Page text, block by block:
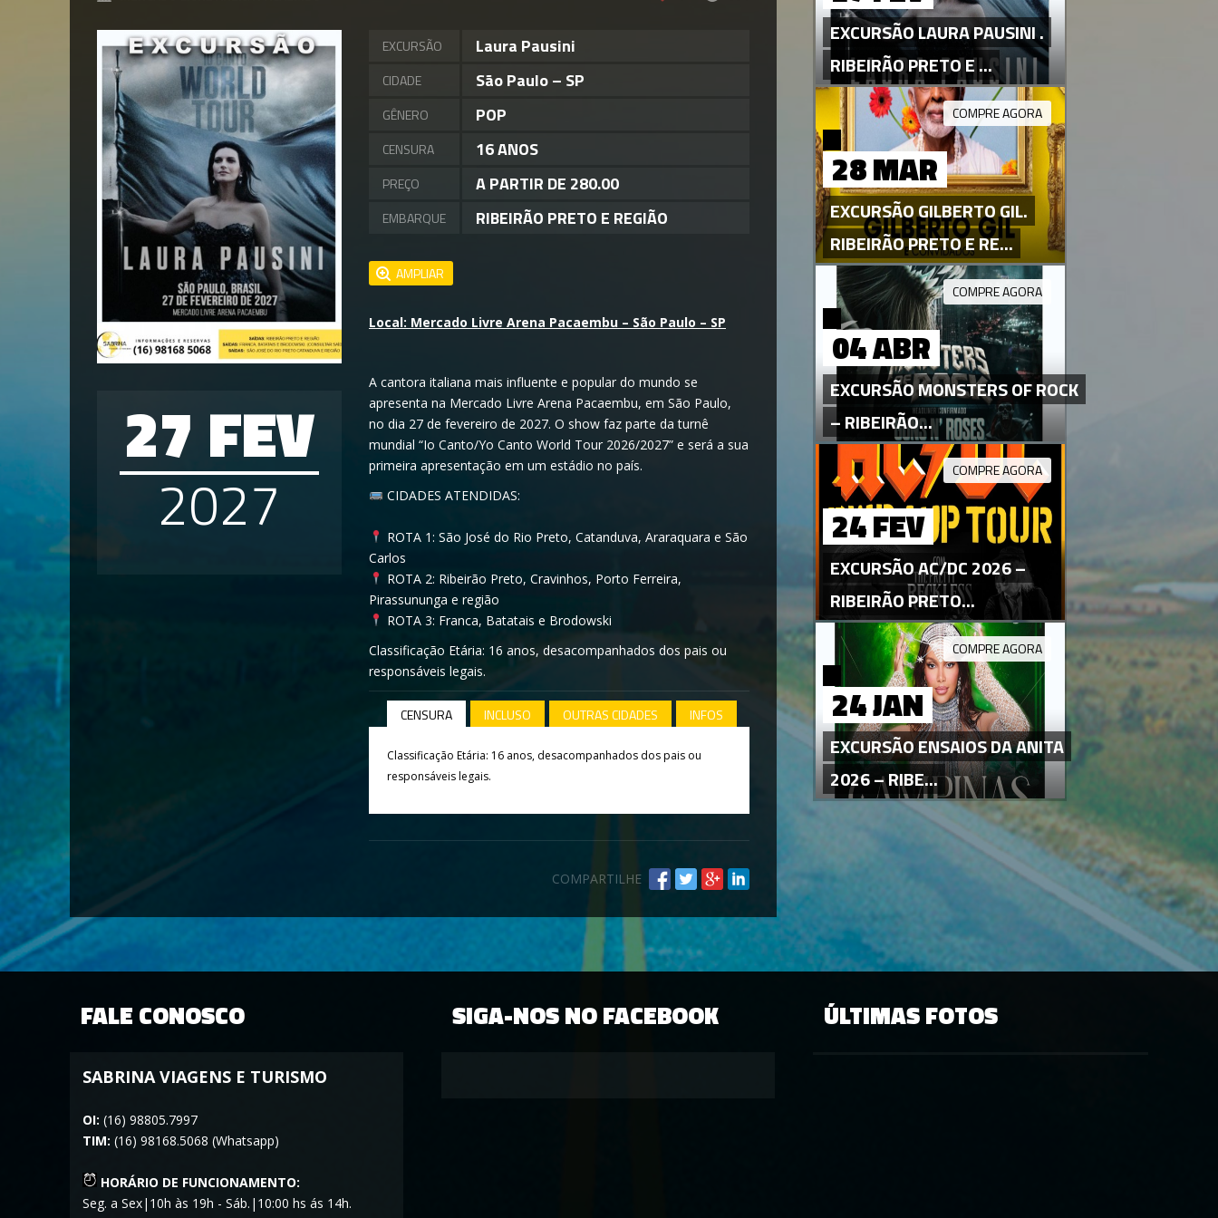
27 FEV
2027
EXCURSÃO
CIDADE
GÊNERO
CENSURA
PREÇO
EMBARQUE
Laura Pausini
São Paulo – SP
POP
16 ANOS
A PARTIR DE 280.00
RIBEIRÃO PRETO E REGIÃO
AMPLIAR
Local: Mercado Livre Arena Pacaembu – São Paulo – SP
A cantora italiana mais influente e popular do mundo se
apresenta na Mercado Livre Arena Pacaembu, em São Paulo,
no dia 27 de fevereiro de 2027. O show faz parte da turnê
mundial “Io Canto/Yo Canto World Tour 2026/2027” e será a sua
primeira apresentação em um estádio no país.
CIDADES ATENDIDAS:
ROTA 1: São José do Rio Preto, Catanduva, Araraquara e São
Carlos
ROTA 2: Ribeirão Preto, Cravinhos, Porto Ferreira,
Pirassununga e região
ROTA 3: Franca, Batatais e Brodowski
Classificação Etária: 16 anos, desacompanhados dos pais ou
responsáveis legais.
CENSURA INCLUSO OUTRAS CIDADES INFOS
Classificação Etária: 16 anos, desacompanhados dos pais ou
responsáveis legais.
COMPARTILHE
EXCURSÃO LAURA PAUSINI .
RIBEIRÃO PRETO E ...
28 MAR
EXCURSÃO GILBERTO GIL.
RIBEIRÃO PRETO E RE...
COMPRE AGORA
04 ABR
EXCURSÃO MONSTERS OF ROCK
– RIBEIRÃO...
COMPRE AGORA
24 FEV
EXCURSÃO AC/DC 2026 –
RIBEIRÃO PRETO...
COMPRE AGORA
24 JAN
EXCURSÃO ENSAIOS DA ANITA
2026 – RIBE...
COMPRE AGORA
FALE CONOSCO
SABRINA VIAGENS E TURISMO
OI: (16) 98805.7997
TIM: (16) 98168.5068 (Whatsapp)
HORÁRIO DE FUNCIONAMENTO:
Seg. a Sex|10h às 19h - Sáb.|10:00 hs ás 14h.
SIGA-NOS NO FACEBOOK ÚLTIMAS FOTOS